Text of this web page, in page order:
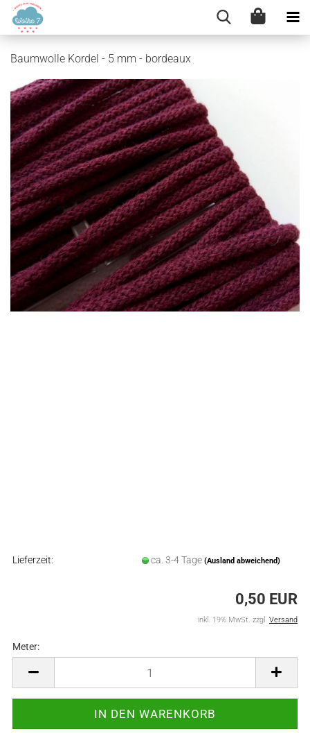
Baumwolle Kordel - 5 mm - bordeaux
Lieferzeit: ca. 3-4 Tage (Ausland abweichend)
0,50 EUR
inkl. 19% MwSt. zzgl. Versand
Meter: